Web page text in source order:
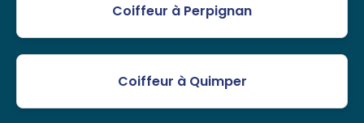
Coiffeur à Perpignan
Coiffeur à Quimper